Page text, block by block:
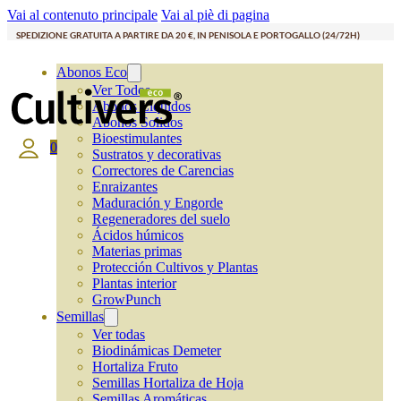
Vai al contenuto principale Vai al piè di pagina
SPEDIZIONE GRATUITA A PARTIRE DA 20 €, IN PENISOLA E PORTOGALLO (24/72H)
Abonos Eco
Ver Todos
Abonos Líquidos
Abonos Solidos
Bioestimulantes
Sustratos y decorativas
Correctores de Carencias
Enraizantes
Maduración y Engorde
Regeneradores del suelo
Ácidos húmicos
Materias primas
Protección Cultivos y Plantas
Plantas interior
GrowPunch
Semillas
Ver todas
Biodinámicas Demeter
Hortaliza Fruto
Semillas Hortaliza de Hoja
0